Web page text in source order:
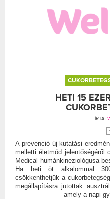
HETI 15
ÍRTA:
A prevenció új kutatási
melletti életmód jelentőségéről
Medical humánkineziológusa
Ha heti öt alkalommal
csökkenthetjük a
megállapításra jutottak
amely a napi